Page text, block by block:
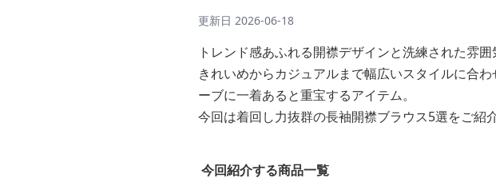
更新日 2026-06-18
トレンド感あふれる開襟デザインと洗練された雰
きれいめからカジュアルまで幅広いスタイルに合
ーブに一着あると重宝するアイテム。
今回は着回し力抜群の長袖開襟ブラウス5選をご紹介
今回紹介する商品一覧